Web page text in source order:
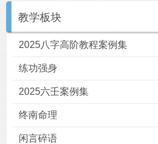
教学板块
2025八字高阶教程案例集
练功强身
2025六壬案例集
终南命理
闲言碎语